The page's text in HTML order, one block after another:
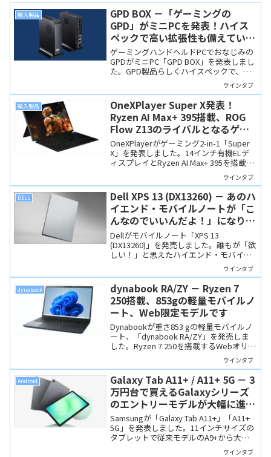
輸入製品
GPD BOX －「ゲーミングの
GPD」がミニPCを発表！ハイス
ペックで高い拡張性も備えていま
す
ゲーミングハンドヘルドPCでおなじみの
GPDがミニPC「GPD BOX」を発表しまし
た。GPD製品らしくハイスペックで、同
時発表のGPU BOX、GPD G2と接続すれば
ハイエンドクラスのゲーミングPCとして
使うことができます。
ウインタブ
輸入製品
OneXPlayer Super X発表！
Ryzen AI Max+ 395搭載、ROG
Flow Z13のライバルとなるゲー
ミング2-in-1
OneXPlayerがゲーミング2-in-1「Super
X」を発表しました。14インチ有機ELデ
ィスプレイとRyzen AI Max+ 395を搭載、
ROG Flow Z13のライバルとなる高性能モ
ウインタブ
DELL
Dell XPS 13 (DX13260) － あのハ
イエンド・モバイルノートが「こ
んなのでいいんだよ！」になりま
した
Dellがモバイルノート「XPS 13
(DX13260)」を発売しました。誰もが「欲
しい！」と思えたハイエンド・モバイル
ノートが「こんなのでいいんだよ！」と
いう、身近な価格で購入できる製品にな
りました。重さわずか1 kgと軽快な印象
もあり、「やっぱり欲しい！」モバイル
ノートです。
ウインタブ
dynabook
dynabook RA/ZY － Ryzen 7
250搭載、853gの軽量モバイルノ
ート、Web限定モデルです
Dynabookが重さ853 gの軽量モバイルノ
ート、「dynabook RA/ZY」を発売しま
した。Ryzen 7 250を搭載するWebオリジ
ナルモデル。特定媒体サイトのセールで
ウインタブ
Android
Galaxy Tab A11+ / A11+ 5G － 3
万円台で買えるGalaxyシリーズ
のエントリーモデルが大幅に進
化！
Samsungが「Galaxy Tab A11+」「A11+
5G」を発表しました。11インチサイズの
タブレットで従来モデルのA9+から大幅
にスペックアップしました。価格もウインタブ